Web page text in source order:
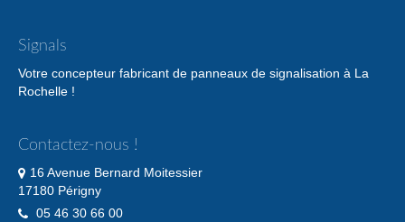
Signals
Votre concepteur fabricant de panneaux de signalisation à La
Rochelle !
Contactez-nous !
16 Avenue Bernard Moitessier
17180 Périgny
05 46 30 66 00